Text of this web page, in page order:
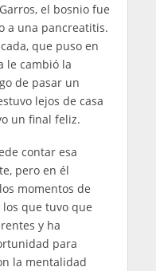
el bosnio fue
a una pancreatitis.
que puso en
le cambió la
de pasar un
lejos de casa
un final feliz.
contar esa
pero en él
momentos de
que tuvo que
y ha
para
la mentalidad